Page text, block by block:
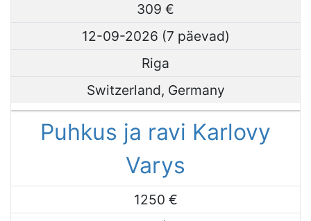
309 €
12-09-2026 (7 päevad)
Riga
Switzerland, Germany
Puhkus ja ravi Karlovy
Varys
1250 €